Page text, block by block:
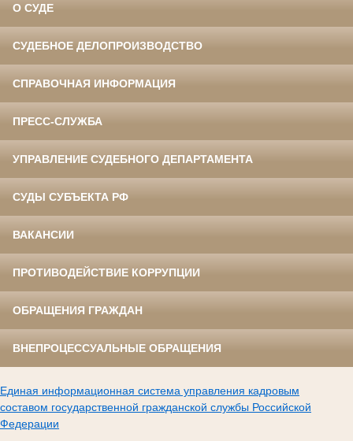
О СУДЕ
СУДЕБНОЕ ДЕЛОПРОИЗВОДСТВО
СПРАВОЧНАЯ ИНФОРМАЦИЯ
ПРЕСС-СЛУЖБА
УПРАВЛЕНИЕ СУДЕБНОГО ДЕПАРТАМЕНТА
СУДЫ СУБЪЕКТА РФ
ВАКАНСИИ
ПРОТИВОДЕЙСТВИЕ КОРРУПЦИИ
ОБРАЩЕНИЯ ГРАЖДАН
ВНЕПРОЦЕССУАЛЬНЫЕ ОБРАЩЕНИЯ
Единая информационная система управления кадровым
составом государственной гражданской службы Российской
Федерации